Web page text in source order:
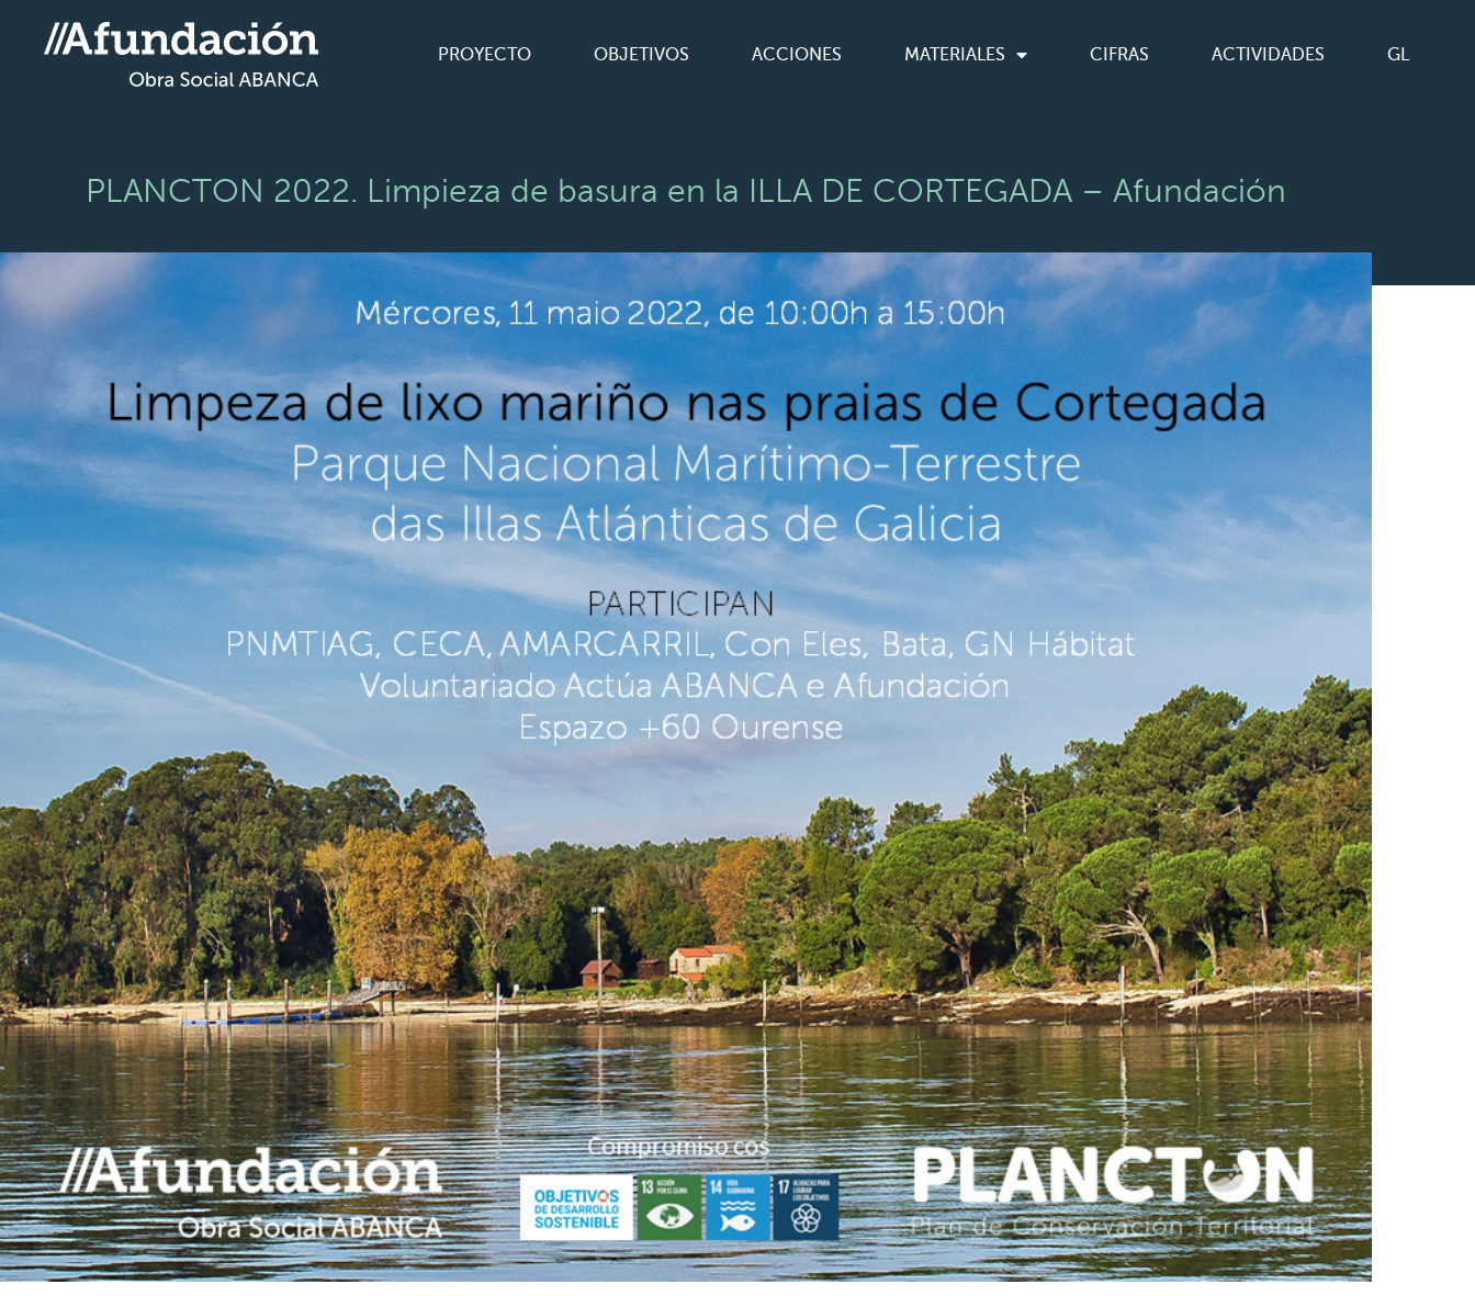
PROYECTO OBJETIVOS ACCIONES MATERIALES CIFRAS ACTIVIDADES GL
PLANCTON 2022. Limpieza de basura en la ILLA DE CORTEGADA – Afundación